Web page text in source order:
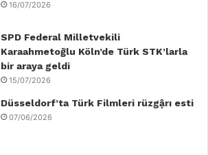
16/07/2026
SPD Federal Milletvekili
Karaahmetoğlu Köln’de Türk STK’larla
bir araya geldi
15/07/2026
Düsseldorf’ta Türk Filmleri rüzgậrı esti
07/06/2026